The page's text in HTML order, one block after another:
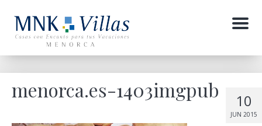
Menu
10
JUN 2015
menorca.es-1403imgpub